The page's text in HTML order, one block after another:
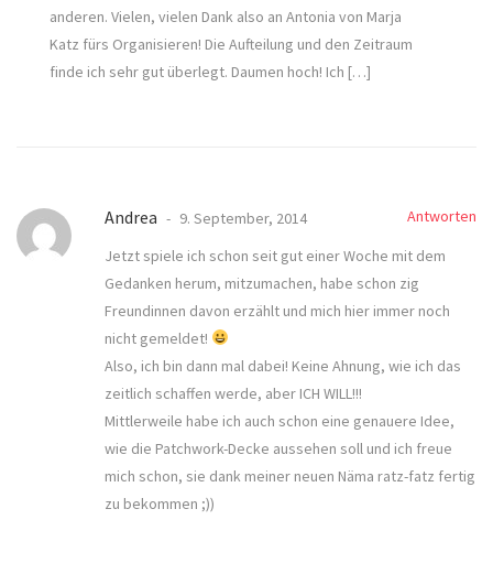
anderen. Vielen, vielen Dank also an Antonia von Marja
Katz fürs Organisieren! Die Aufteilung und den Zeitraum
finde ich sehr gut überlegt. Daumen hoch! Ich […]
Andrea 9. September, 2014
Antworten
Jetzt spiele ich schon seit gut einer Woche mit dem
Gedanken herum, mitzumachen, habe schon zig
Freundinnen davon erzählt und mich hier immer noch
nicht gemeldet!
Also, ich bin dann mal dabei! Keine Ahnung, wie ich das
zeitlich schaffen werde, aber ICH WILL!!!
Mittlerweile habe ich auch schon eine genauere Idee,
wie die Patchwork-Decke aussehen soll und ich freue
mich schon, sie dank meiner neuen Näma ratz-fatz fertig
zu bekommen ;))